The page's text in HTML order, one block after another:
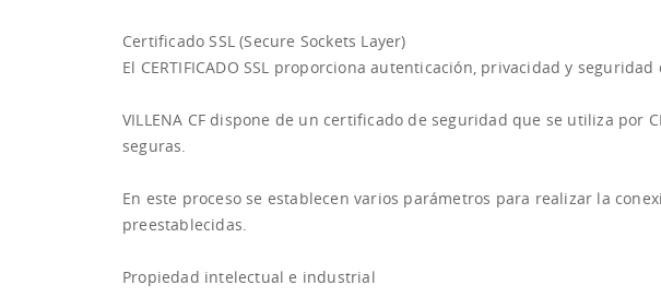
Certificado SSL (Secure Sockets Layer)
El CERTIFICADO SSL proporciona autenticación, privacidad y
VILLENA CF dispone de un certificado de seguridad que se utiliza por
seguras.
En este proceso se establecen varios parámetros para realizar la
preestablecidas.
Propiedad intelectual e industrial